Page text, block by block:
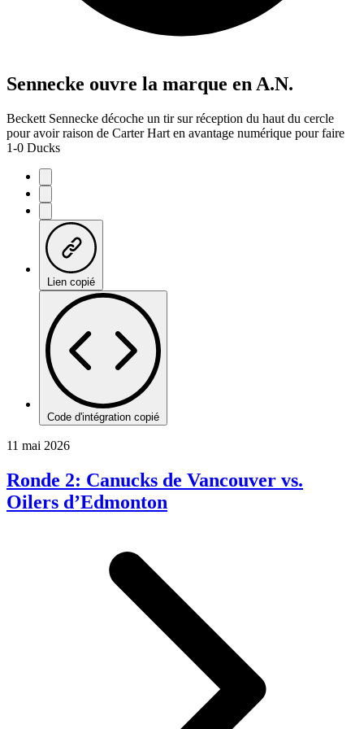
Sennecke ouvre la marque en A.N.
Beckett Sennecke décoche un tir sur réception du haut du cercle
pour avoir raison de Carter Hart en avantage numérique pour faire
1-0 Ducks
Lien copié
Code d'intégration copié
11 mai 2026
Ronde 2: Canucks de Vancouver vs.
Oilers d’Edmonton